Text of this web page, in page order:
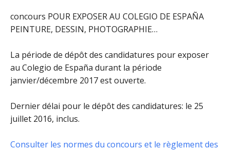
concours POUR EXPOSER AU COLEGIO DE ESPAÑA
PEINTURE, DESSIN, PHOTOGRAPHIE…
La période de dépôt des candidatures pour exposer
au Colegio de España durant la période
janvier/décembre 2017 est ouverte.
Dernier délai pour le dépôt des candidatures: le 25
juillet 2016, inclus.
Consulter les normes du concours et le règlement des